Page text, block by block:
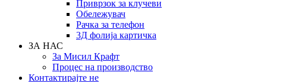
Приврзок за клучеви
Обележувач
Рачка за телефон
3Д фолија картичка
ЗА НАС
За Мисил Крафт
Процес на производство
Контактирајте не